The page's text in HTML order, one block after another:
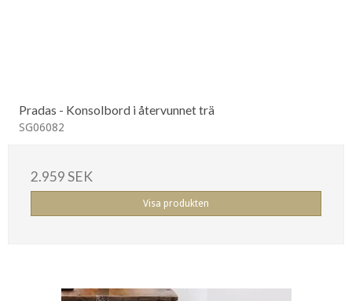
Pradas - Konsolbord i återvunnet trä
SG06082
2.959 SEK
Visa produkten